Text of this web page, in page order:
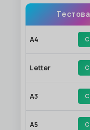
A4
Letter
A3
A5